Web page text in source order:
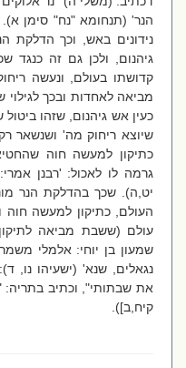
הנר' (תנחומא "נח" סימן א).
נידונים באש, וכך הדלקת
גיהנום, ולכן גם זה כנגד
קדושתו בעולם, ונעשה
מביאה לאחדות ובכך לגילוי
כעין אש גיהנום, שזהו ביטול
שיוצא ריחוק מה' ושנשאר
כתיקון למעשה חוה
גרמה לו לאכול: 'רבנן
יט,ה). שכך בהדלקת הנר
העולם, כתיקון למעשה חוה
עולם (ששבת מביאה לתיקון
שמעון בן יוחי: אלמלי
נגאלים, שנא' (ישעיהו נו,
את שבתותי", וכתיב בתריה:
קיח,ב]).